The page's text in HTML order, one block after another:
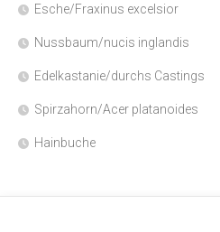
Esche/Fraxinus excelsior
Nussbaum/nucis inglandis
Edelkastanie/durchs Castings
Spirzahorn/Acer platanoides
Hainbuche